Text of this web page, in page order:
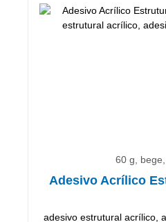
60 g,
Adesivo Acrílico
adesivo estrutural acrílico,